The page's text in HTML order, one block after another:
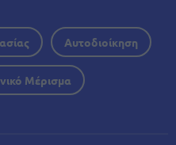
Αυτοδιοίκηση
Μέρισμα